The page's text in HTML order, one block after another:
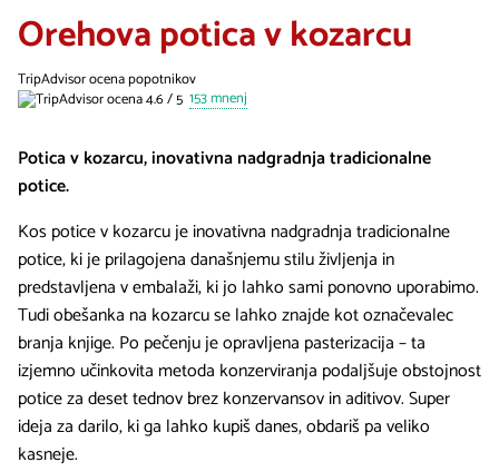
Orehova potica v kozarcu
TripAdvisor ocena popotnikov
153 mnenj
Potica v kozarcu, inovativna nadgradnja tradicionalne
potice.
Kos potice v kozarcu je inovativna nadgradnja tradicionalne
potice, ki je prilagojena današnjemu stilu življenja in
predstavljena v embalaži, ki jo lahko sami ponovno uporabimo.
Tudi obešanka na kozarcu se lahko znajde kot označevalec
branja knjige. Po pečenju je opravljena pasterizacija – ta
izjemno učinkovita metoda konzerviranja podaljšuje obstojnost
potice za deset tednov brez konzervansov in aditivov. Super
ideja za darilo, ki ga lahko kupiš danes, obdariš pa veliko
kasneje.